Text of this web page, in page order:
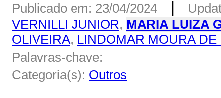
Publicado em: 23/04/2024
VERNILLI JUNIOR, MARIA LUIZA
OLIVEIRA, LINDOMAR MOURA DE
Palavras-chave:
Categoria(s): Outros